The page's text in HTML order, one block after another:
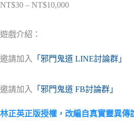
NT$30 – NT$10,000價
NT$30
到
遊戲介紹：
邀請加入 「邪門鬼道 LINE討論群」
邀請加入 「邪門鬼道 FB討論群」
林正英正版授權，改編自真實靈異傳